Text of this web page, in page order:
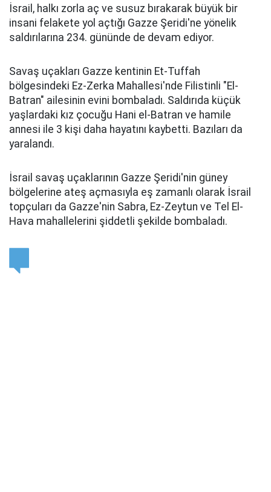
İsrail, halkı zorla aç ve susuz bırakarak büyük bir
insani felakete yol açtığı Gazze Şeridi'ne yönelik
saldırılarına 234. gününde de devam ediyor.
Savaş uçakları Gazze kentinin Et-Tuffah
bölgesindeki Ez-Zerka Mahallesi'nde Filistinli "El-
Batran" ailesinin evini bombaladı. Saldırıda küçük
yaşlardaki kız çocuğu Hani el-Batran ve hamile
annesi ile 3 kişi daha hayatını kaybetti. Bazıları da
yaralandı.
İsrail savaş uçaklarının Gazze Şeridi'nin güney
bölgelerine ateş açmasıyla eş zamanlı olarak İsrail
topçuları da Gazze'nin Sabra, Ez-Zeytun ve Tel El-
Hava mahallelerini şiddetli şekilde bombaladı.